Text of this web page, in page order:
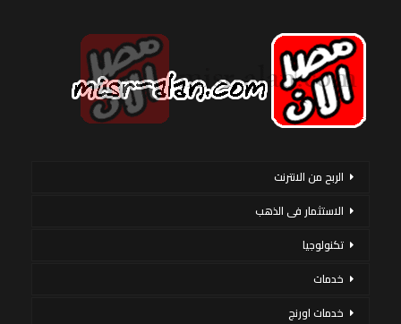
الربح من الانترنت
الاستثمار فى الذهب
تكنولوجيا
خدمات
خدمات اورنج